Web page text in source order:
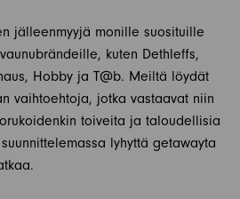
jälleenmyyjä monille suosituille
kuten Dethleffs,
Hobby ja T@b. Meiltä löydät
vaihtoehtoja, jotka vastaavat niin
toiveita ja taloudellisia
lyhyttä getawayta